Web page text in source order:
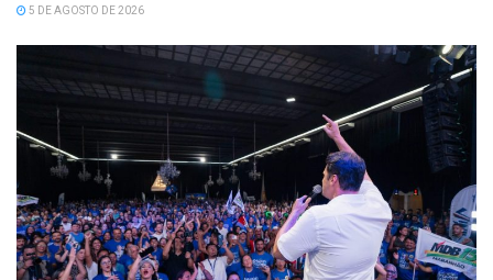
5 DE AGOSTO DE 2026